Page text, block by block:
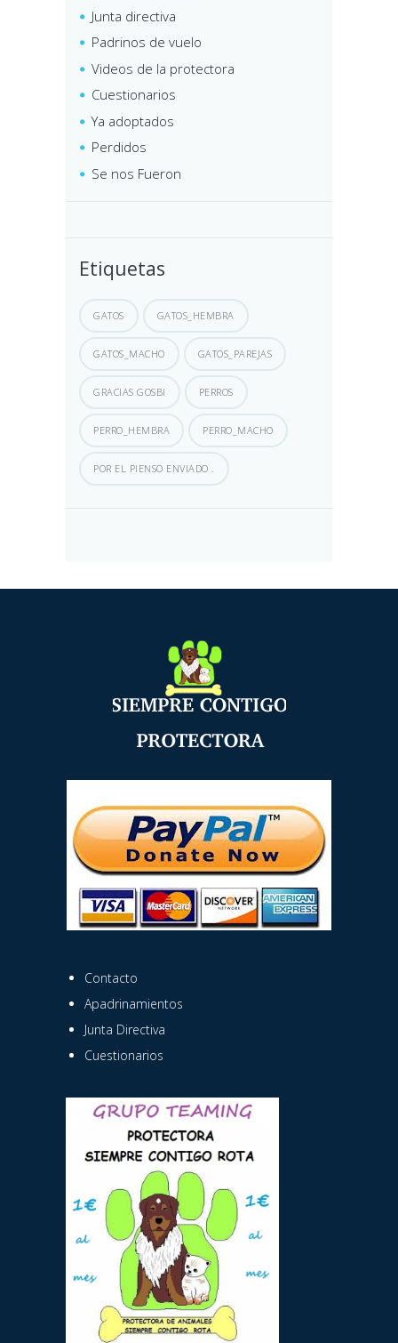
Junta directiva
Padrinos de vuelo
Videos de la protectora
Cuestionarios
Ya adoptados
Perdidos
Se nos Fueron
Etiquetas
GATOS GATOS_HEMBRA
GATOS_MACHO GATOS_PAREJAS
GRACIAS GOSBI PERROS
PERRO_HEMBRA PERRO_MACHO
POR EL PIENSO ENVIADO .
Contacto
Apadrinamientos
Junta Directiva
Cuestionarios